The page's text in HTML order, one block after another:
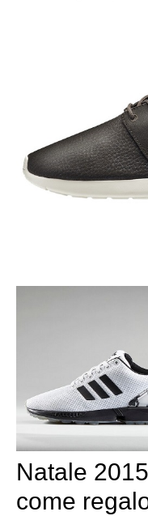
Natale
come